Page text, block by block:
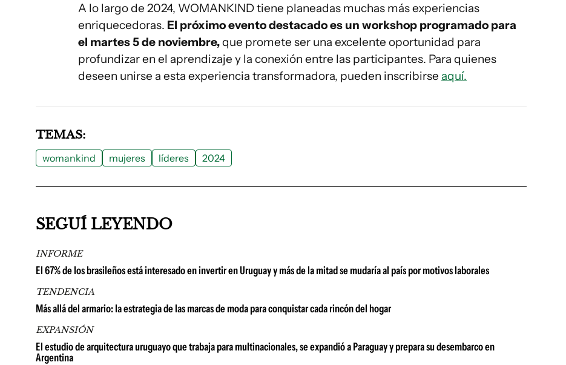
A lo largo de 2024, WOMANKIND tiene planeadas muchas más experiencias
enriquecedoras. El próximo evento destacado es un workshop programado para
el martes 5 de noviembre,que promete ser una excelente oportunidad para
profundizar en el aprendizaje y la conexión entre las participantes. Para quienes
deseen unirse a esta experiencia transformadora, pueden inscribirse aquí.
TEMAS:
womankind mujeres líderes 2024
SEGUÍ LEYENDO
INFORME
El 67% de los brasileños está interesado en invertir en Uruguay y más de la mitad se mudaría al país por motivos laborales
TENDENCIA
Más allá del armario: la estrategia de las marcas de moda para conquistar cada rincón del hogar
EXPANSIÓN
El estudio de arquitectura uruguayo que trabaja para multinacionales, se expandió a Paraguay y prepara su desembarco en
Argentina